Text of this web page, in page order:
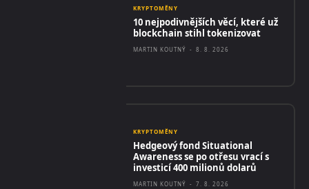
KRYPTOMĚNY
10 nejpodivnějších věcí, které už
blockchain stihl tokenizovat
MARTIN KOUTNÝ - 8. 8. 2026
KRYPTOMĚNY
Hedgeový fond Situational
Awareness se po otřesu vrací s
investicí 400 milionů dolarů
MARTIN KOUTNÝ - 7. 8. 2026